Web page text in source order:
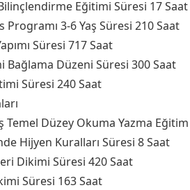
Eğitimi Süresi 17 Saat
Programı 3-6 Yaş Süresi 210 Saat
Süresi 717 Saat
Bağlama Düzeni Süresi 300 Saat
Süresi 240 Saat
Temel Düzey Okuma Yazma
Hijyen Kuralları Süresi 8 Saat
Dikimi Süresi 420 Saat
Süresi 163 Saat